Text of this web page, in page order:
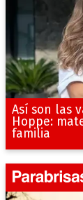
Así son las
Hoppe:
familia